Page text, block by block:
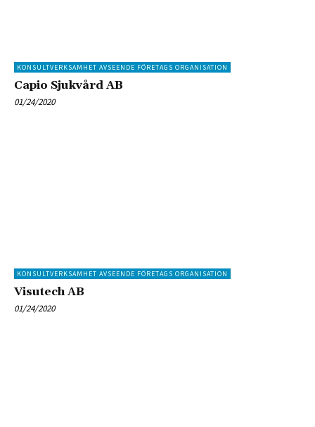
KONSULTVERKSAMHET AVSEENDE FÖRETAGS ORGANISATION
Capio Sjukvård AB
01/24/2020
KONSULTVERKSAMHET AVSEENDE FÖRETAGS ORGANISATION
Visutech AB
01/24/2020